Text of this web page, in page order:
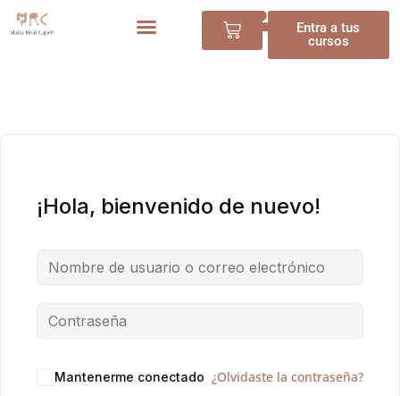
Entra a tus
cursos
¡Hola, bienvenido de nuevo!
Mantenerme conectado ¿Olvidaste la contraseña?